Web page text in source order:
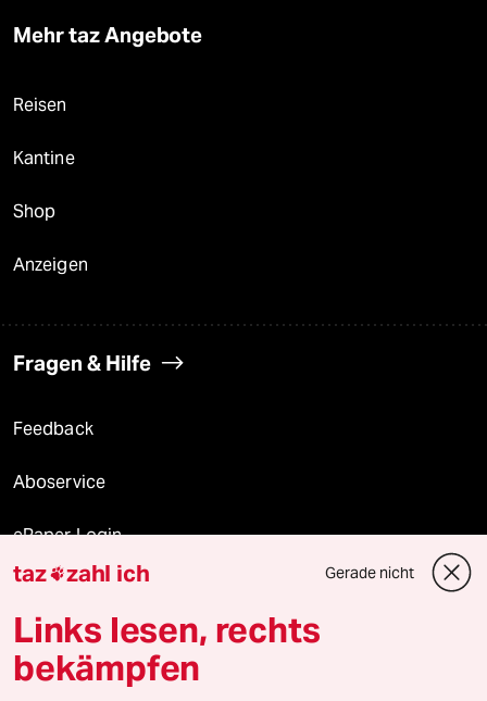
Mehr taz Angebote
Reisen
Kantine
Shop
Anzeigen
Fragen & Hilfe
Feedback
Aboservice
ePaper Login
Downloads für Abonnierende
© 2026 taz Verlags und Vertriebs GmbH
taz zahl ich Gerade nicht
Links lesen, rechts
bekämpfen